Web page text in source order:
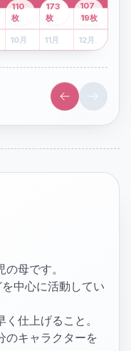
2月 3月
43
枚
4月
107
枚
6月
110
枚
7月
173
枚
8月
19枚
10月 11月 12月
母です。
中心に活動してい
仕上げること。
のキャラクターを